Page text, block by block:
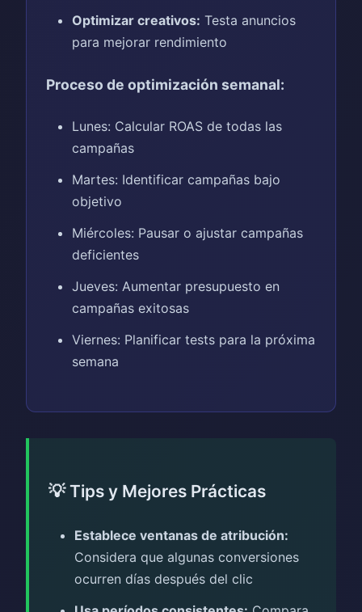
Optimizar creativos: Testa anuncios
para mejorar rendimiento
Proceso de optimización semanal:
Lunes: Calcular ROAS de todas las
campañas
Martes: Identificar campañas bajo
objetivo
Miércoles: Pausar o ajustar campañas
deficientes
Jueves: Aumentar presupuesto en
campañas exitosas
Viernes: Planificar tests para la próxima
semana
💡 Tips y Mejores Prácticas
Establece ventanas de atribución:
Considera que algunas conversiones
ocurren días después del clic